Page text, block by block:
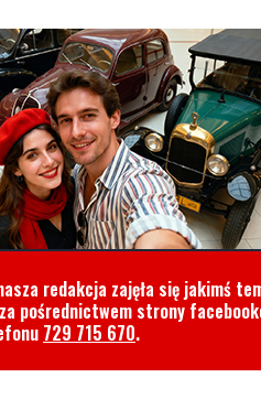
redakcja zajęła się jakimś
pośrednictwem strony
729 715 670.